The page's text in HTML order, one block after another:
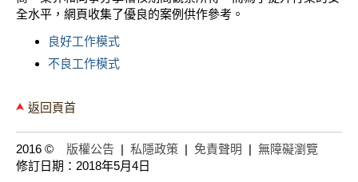
全水平，網頁收集了優良的案例供作參考。
良好工作模式
不良工作模式
返回頁首
2016 © 版權公告 | 私隱政策 | 免責聲明 | 無障礙瀏覽
修訂日期：2018年5月4日